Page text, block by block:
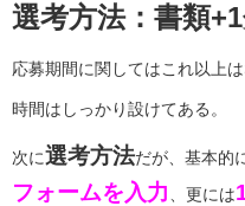
選考方法：書類
応募期間に関してはこれ以上は
時間はしっかり設けてある。
次に選考方法だが、基本的
フォームを入力
、更には